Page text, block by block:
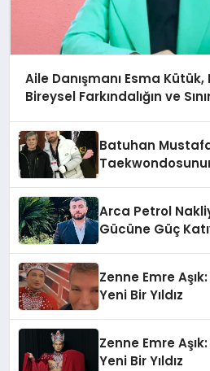
Aile Danışmanı Esma
Bireysel Farkındalığın ve
Batuhan
Arca Petrol
Gücüne Güç
Zenne Emre
Yeni Bir Yıldız
Zenne Emre
Yeni Bir Yıldız